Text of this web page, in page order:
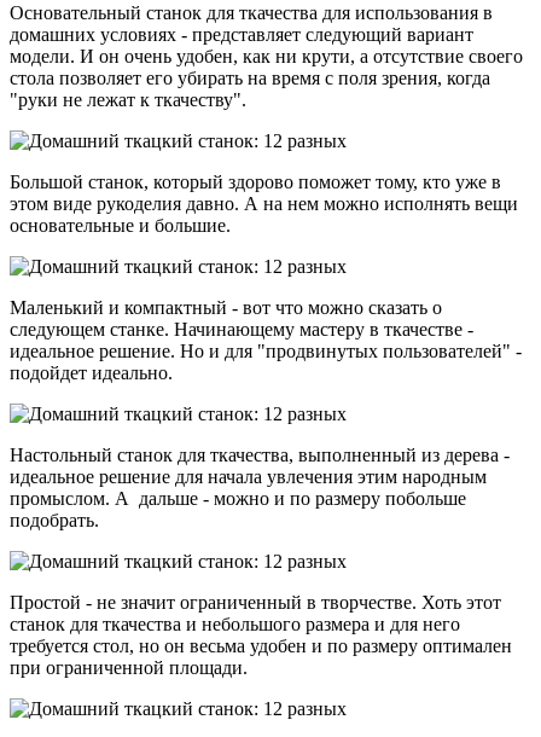
Основательный станок для ткачества для использования в
домашних условиях - представляет следующий вариант
модели. И он очень удобен, как ни крути, а отсутствие своего
стола позволяет его убирать на время с поля зрения, когда
"руки не лежат к ткачеству".
Большой станок, который здорово поможет тому, кто уже в
этом виде рукоделия давно. А на нем можно исполнять вещи
основательные и большие.
Маленький и компактный - вот что можно сказать о
следующем станке. Начинающему мастеру в ткачестве -
идеальное решение. Но и для "продвинутых пользователей" -
подойдет идеально.
Настольный станок для ткачества, выполненный из дерева -
идеальное решение для начала увлечения этим народным
промыслом. А дальше - можно и по размеру побольше
подобрать.
Простой - не значит ограниченный в творчестве. Хоть этот
станок для ткачества и небольшого размера и для него
требуется стол, но он весьма удобен и по размеру оптимален
при ограниченной площади.